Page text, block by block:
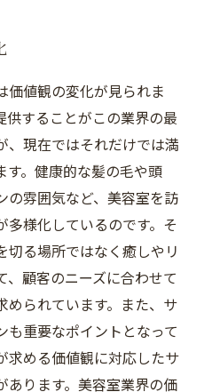
価値観の変化が見られま
供することがこの業界の最
、現在ではそれだけでは満
す。健康的な髪の毛や頭
の雰囲気など、美容室を訪
多様化しているのです。そ
切る場所ではなく癒しやリ
、顧客のニーズに合わせて
められています。また、サ
も重要なポイントとなって
求める価値観に対応したサ
あります。美容室業界の価